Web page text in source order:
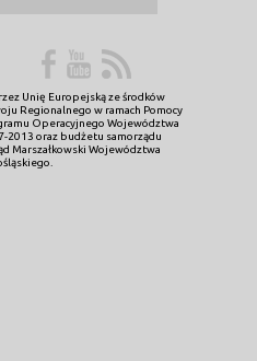
Unię Europejską ze środków
Regionalnego w ramach Pomocy
Operacyjnego Województwa
2013 oraz budżetu samorządu
Marszałkowski Województwa